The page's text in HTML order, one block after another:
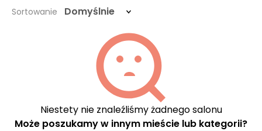
Sortowanie Domyślnie
Niestety nie znaleźliśmy żadnego salonu
Może poszukamy w innym mieście lub kategorii?